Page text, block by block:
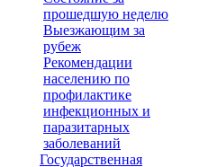
прошедшую неделю
Выезжающим за
рубеж
Рекомендации
населению по
профилактике
инфекционных и
паразитарных
заболеваний
Государственная